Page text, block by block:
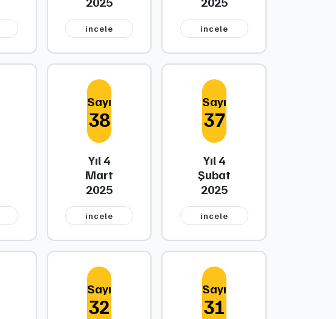
i̇ncele i̇ncele
Sayı
38
Yıl 4
Mart
2025
i̇ncele
Sayı
37
Yıl 4
Şubat
2025
i̇ncele
Sayı
32
Sayı
31